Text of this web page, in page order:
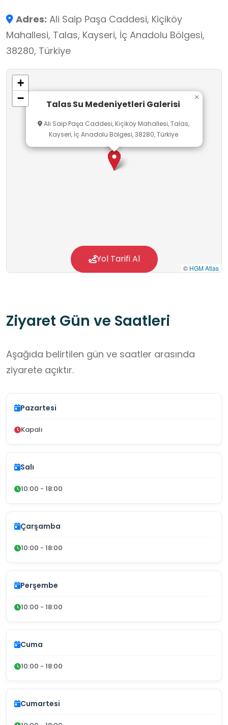
Adres: Ali Saip Paşa Caddesi, Kiçiköy
Mahallesi, Talas, Kayseri, İç Anadolu Bölgesi,
38280, Türkiye
Talas Su Medeniyetleri Galerisi
Ali Saip Paşa Caddesi, Kiçiköy Mahallesi, Talas,
Kayseri, İç Anadolu Bölgesi, 38280, Türkiye
×
+
−
© HGM Atlas
Yol Tarifi Al
Ziyaret Gün ve Saatleri
Aşağıda belirtilen gün ve saatler arasında
ziyarete açıktır.
Pazartesi
Kapalı
Salı
10:00 - 18:00
Çarşamba
10:00 - 18:00
Perşembe
10:00 - 18:00
Cuma
10:00 - 18:00
Cumartesi